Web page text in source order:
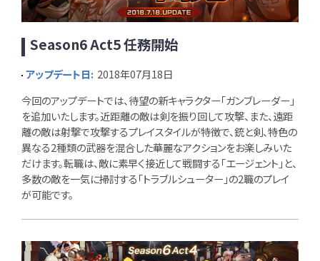
Season6 Act5 任務開始
アップデート日: 2018年07月18日
今回のアップデートでは、待望の新キャラクター「ガンブレーダー」
を追加いたします。近距離の敵は剣を振り回して攻撃、また、遠距
離の敵は射撃で攻撃するプレイスタイルが特徴で、銃と剣、特色の
異なる2種類の武器を混合した華麗なアクションをお楽しみいた
だけます。転職は、敵に素早く接近して戦闘する「エージェント」と、
多数の敵を一気に掃討する「トラブルシューター」の2職のプレイ
が可能です。